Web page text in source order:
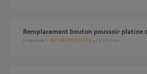
Remplacement bouton poussoir platine
4 réponses AUTRES PRODUITS il y a 3 mois